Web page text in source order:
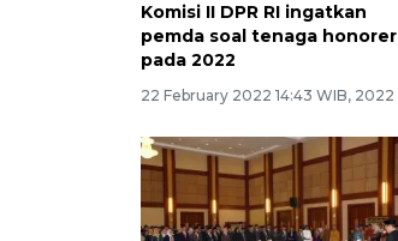
Komisi II DPR RI ingatkan
pemda soal tenaga honorer
pada 2022
22 February 2022 14:43 WIB, 2022